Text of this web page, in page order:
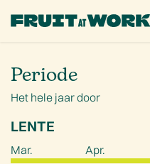
Periode
Het hele jaar door
LENTE
Mar. Apr.